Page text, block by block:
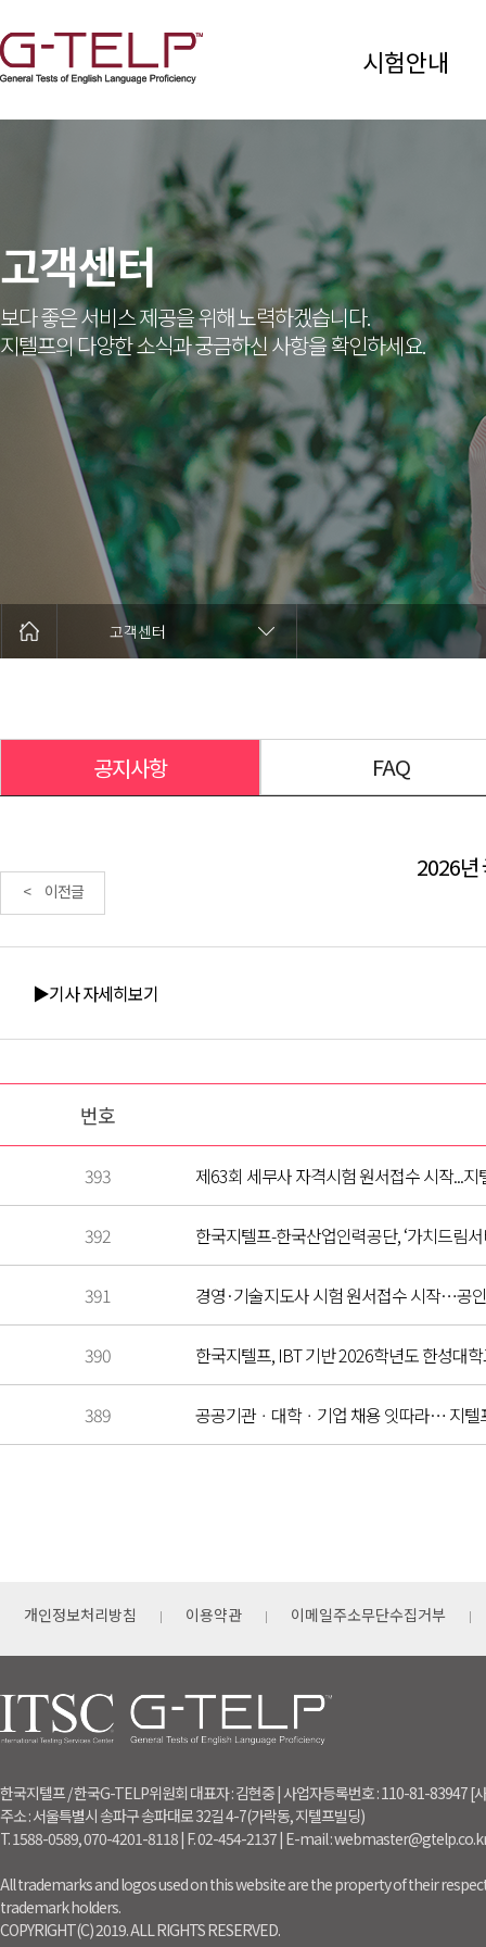
시험안내
고객센터
보다 좋은 서비스 제공을 위해 노력하겠습니다.
지텔프의 다양한 소식과 궁금하신 사항을 확인하세요.
고객센터
공지사항 FAQ
2026년
< 이전글
▶기사 자세히보기
번호
393 제63회 세무사 자격시험 원서접수 시작...
392 한국지텔프-한국산업인력공단, ‘가치드림
391 경영·기술지도사 시험 원서접수 시작…공
390 한국지텔프, IBT 기반 2026학년도 한성대
389 공공기관ㆍ대학ㆍ기업 채용 잇따라… 지텔
개인정보처리방침 이용약관 이메일주소무단수집거부
한국지텔프 / 한국G-TELP위원회 대표자 : 김현중 | 사업자등록번호 : 110-81-83947
주소 : 서울특별시 송파구 송파대로 32길 4-7(가락동, 지텔프빌딩)
T. 1588-0589, 070-4201-8118 | F. 02-454-2137 | E-mail :
All trademarks and logos used on this website are the property of their
trademark holders.
COPYRIGHT(C) 2019. ALL RIGHTS RESERVED.